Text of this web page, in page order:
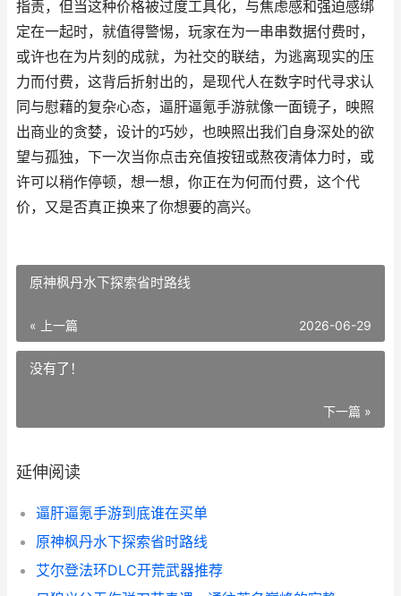
指责，但当这种价格被过度工具化，与焦虑感和强迫感绑
定在一起时，就值得警惕，玩家在为一串串数据付费时，
或许也在为片刻的成就，为社交的联结，为逃离现实的压
力而付费，这背后折射出的，是现代人在数字时代寻求认
同与慰藉的复杂心态，逼肝逼氪手游就像一面镜子，映照
出商业的贪婪，设计的巧妙，也映照出我们自身深处的欲
望与孤独，下一次当你点击充值按钮或熬夜清体力时，或
许可以稍作停顿，想一想，你正在为何而付费，这个代
价，又是否真正换来了你想要的高兴。
原神枫丹水下探索省时路线
« 上一篇 2026-06-29
没有了！
下一篇 »
延伸阅读
逼肝逼氪手游到底谁在买单
原神枫丹水下探索省时路线
艾尔登法环DLC开荒武器推荐